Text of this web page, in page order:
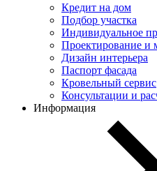
Кредит на дом
Подбор участка
Индивидуальное
Проектирование и
Дизайн интерьера
Паспорт фасада
Кровельный сервис
Консультации и
Информация